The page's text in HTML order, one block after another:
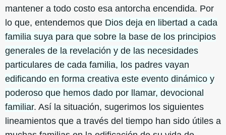
mantener a todo costo esa antorcha encendida. Por
lo que, entendemos que Dios deja en libertad a cada
familia suya para que sobre la base de los principios
generales de la revelación y de las necesidades
particulares de cada familia, los padres vayan
edificando en forma creativa este evento dinámico y
poderoso que hemos dado por llamar, devocional
familiar. Así la situación, sugerimos los siguientes
lineamientos que a través del tiempo han sido útiles a